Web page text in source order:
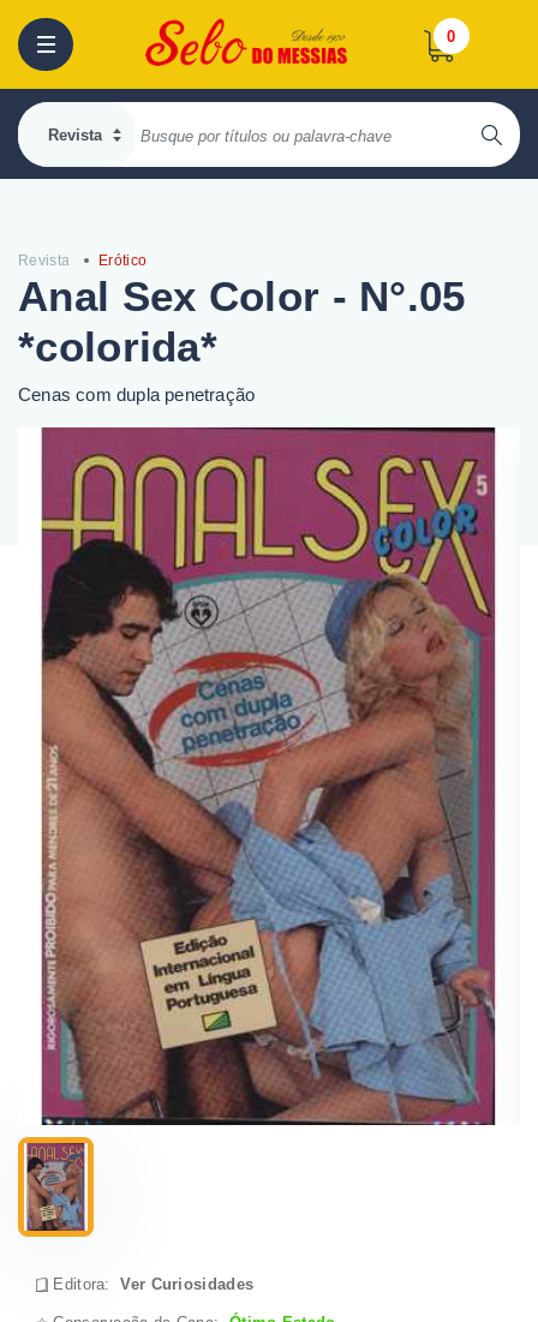
0
Revista Erótico
Anal Sex Color - N°.05
*colorida*
Cenas com dupla penetração
Editora:Ver Curiosidades